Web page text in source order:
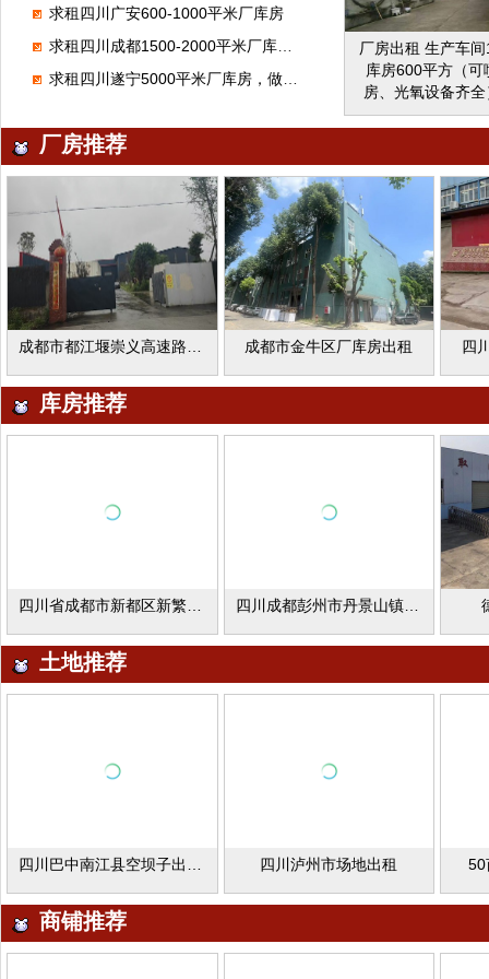
求租四川广安600-1000平米厂库房
求租四川成都1500-2000平米厂库房，做木门
求租四川遂宁5000平米厂库房，做机械加工
可入驻，10000-
积大小均有，可整
厂房为独栋厂房
全，厂区车辆进
据需求配备动力设
业:除家具生产企
型，尤其欢迎汽
新能源产业入驻
近交通便捷，临
道、火车站、机
邛崃市羊安工业
九江龙池 我有厂
想，让你的梦想
厂房出租 生产车
库房600平方（可
房、光氧设备齐
类家具生产厂家
通方便。 联
15828487186 地
邑县
厂房推荐
成都市金牛区厂库房出租 四
库房推荐
四川成都彭州市丹景山镇家具厂出租
土地推荐
四川泸州市场地出租 50
商铺推荐